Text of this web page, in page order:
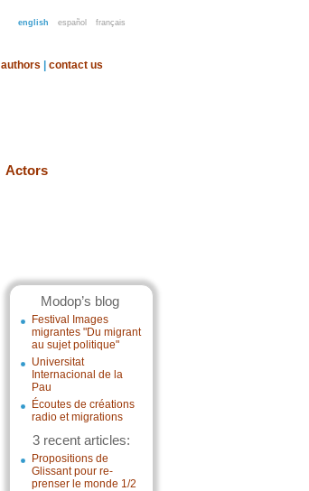
english español français
authors contact us
Actors
Modop’s blog
Festival Images
migrantes "Du migrant
au sujet politique"
Universitat
Internacional de la
Pau
Écoutes de créations
radio et migrations
3 recent articles:
Propositions de
Glissant pour re-
prenser le monde 1/2